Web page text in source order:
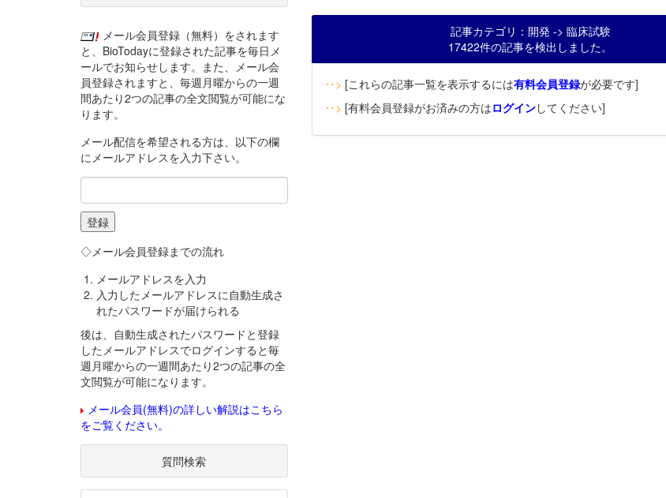
記事カテゴリ：開発 -> 臨床試験
17422件の記事を検出しました。
‥> [これらの記事一覧を表示するには有料会員登録が必要です]
‥> [有料会員登録がお済みの方はログインしてください]
メール会員登録（無料）をされます
と、BioTodayに登録された記事を毎日メ
ールでお知らせします。また、メール会
員登録されますと、毎週月曜からの一週
間あたり2つの記事の全文閲覧が可能にな
ります。
メール配信を希望される方は、以下の欄
にメールアドレスを入力下さい。
◇メール会員登録までの流れ
メールアドレスを入力
入力したメールアドレスに自動生成さ
れたパスワードが届けられる
後は、自動生成されたパスワードと登録
したメールアドレスでログインすると毎
週月曜からの一週間あたり2つの記事の全
文閲覧が可能になります。
メール会員(無料)の詳しい解説はこちら
をご覧ください。
質問検索